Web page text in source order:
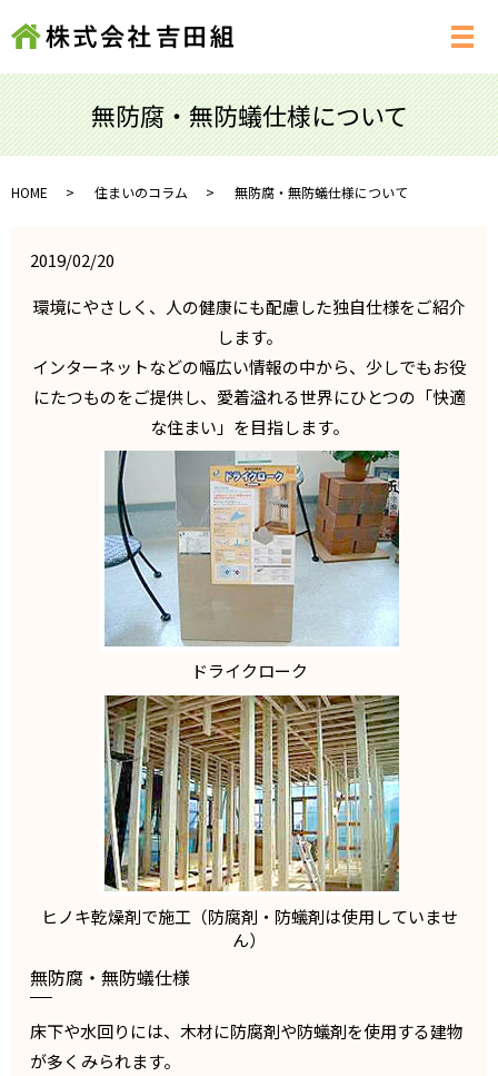
メ
無防腐・無防蟻仕様について
HOME 住まいのコラム 無防腐・無防蟻仕様について
2019/02/20
環境にやさしく、人の健康にも配慮した独自仕様をご紹介
します。
インターネットなどの幅広い情報の中から、少しでもお役
にたつものをご提供し、愛着溢れる世界にひとつの「快適
な住まい」を目指します。
ドライクローク
ヒノキ乾燥剤で施工（防腐剤・防蟻剤は使用していませ
ん）
無防腐・無防蟻仕様
床下や水回りには、木材に防腐剤や防蟻剤を使用する建物
が多くみられます。